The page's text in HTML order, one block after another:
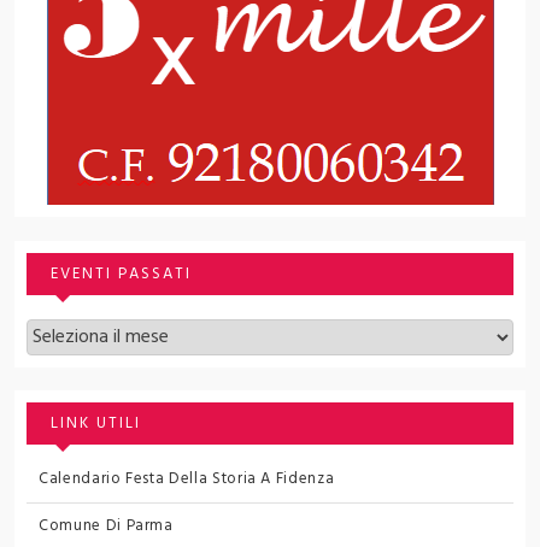
EVENTI PASSATI
Archivi
LINK UTILI
Calendario Festa Della Storia A Fidenza
Comune Di Parma